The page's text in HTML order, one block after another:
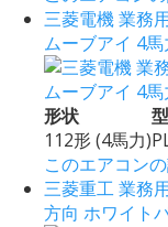
三菱電機 業務
ムーブアイ 4
形状
112形 (4馬力)
このエアコン
三菱重工 業務
方向 ホワイト